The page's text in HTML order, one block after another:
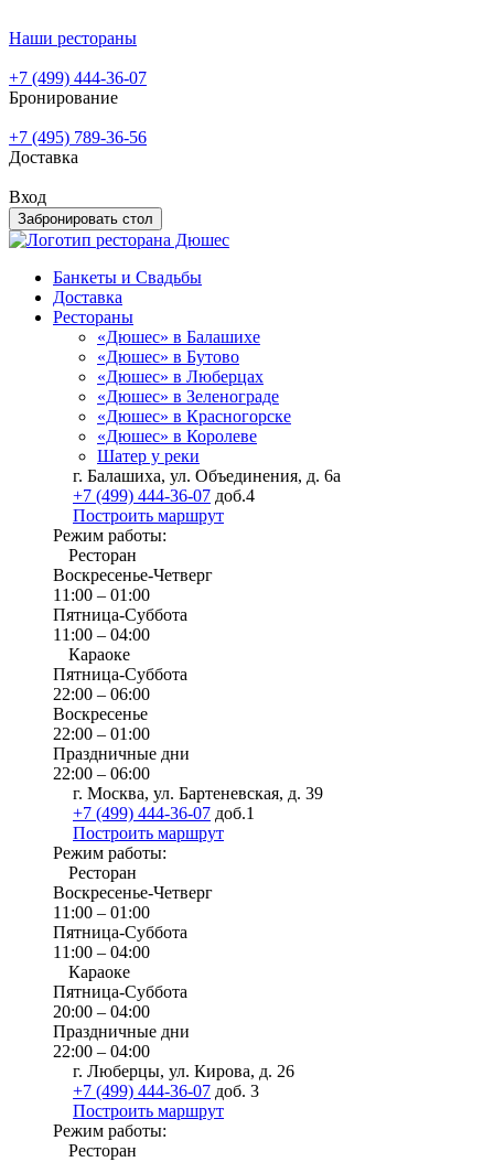
Наши рестораны
+7 (499) 444-36-07
Бронирование
+7 (495) 789-36-56
Доставка
Вход
Забронировать стол
Банкеты и Свадьбы
Доставка
Рестораны
«Дюшес» в Балашихе
«Дюшес» в Бутово
«Дюшес» в Люберцах
«Дюшес» в Зеленограде
«Дюшес» в Красногорске
«Дюшес» в Королеве
Шатер у реки
г. Балашиха, ул. Объединения, д. 6а
+7 (499) 444-36-07 доб.4
Построить маршрут
Режим работы:
Ресторан
Воскресенье-Четверг
11:00 – 01:00
Пятница-Суббота
11:00 – 04:00
Караоке
Пятница-Суббота
22:00 – 06:00
Воскресенье
22:00 – 01:00
Праздничные дни
22:00 – 06:00
г. Москва, ул. Бартеневская, д. 39
+7 (499) 444-36-07 доб.1
Построить маршрут
Режим работы:
Ресторан
Воскресенье-Четверг
11:00 – 01:00
Пятница-Суббота
11:00 – 04:00
Караоке
Пятница-Суббота
20:00 – 04:00
Праздничные дни
22:00 – 04:00
г. Люберцы, ул. Кирова, д. 26
+7 (499) 444-36-07 доб. 3
Построить маршрут
Режим работы:
Ресторан